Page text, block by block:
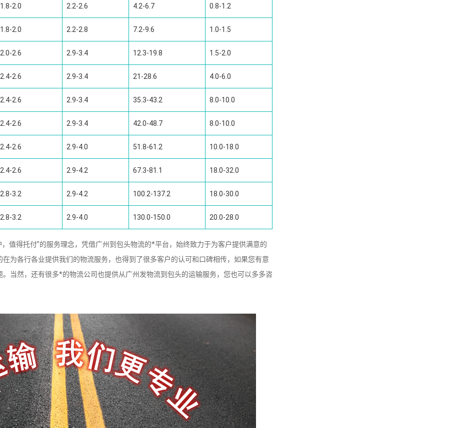
1.8-2.0 2.2-2.6 4.2-6.7 0.8-1.2
1.8-2.0 2.2-2.8 7.2-9.6 1.0-1.5
2.0-2.6 2.9-3.4 12.3-19.8 1.5-2.0
2.4-2.6 2.9-3.4 21-28.6 4.0-6.0
2.4-2.6 2.9-3.4 35.3-43.2 8.0-10.0
2.4-2.6 2.9-3.4 42.0-48.7 8.0-10.0
2.4-2.6 2.9-4.0 51.8-61.2 10.0-18.0
2.4-2.6 2.9-4.2 67.3-81.1 18.0-32.0
2.8-3.2 2.9-4.2 100.2-137.2 18.0-30.0
2.8-3.2 2.9-4.0 130.0-150.0 20.0-28.0
值得托付”的服务理念，凭借广州到包头物流的*平台，始终致力于为客户提供满意的
为各行各业提供我们的物流服务，也得到了很多客户的认可和口碑相传，如果您有意
当然，还有很多*的物流公司也提供从广州发物流到包头的运输服务，您也可以多多咨